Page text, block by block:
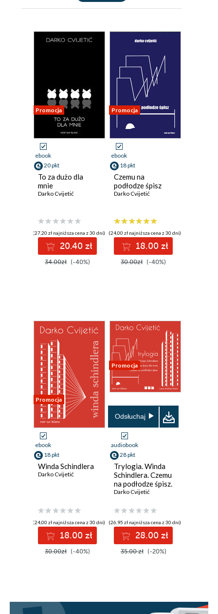
Promocja
ebook
20 pkt
To za dużo dla
mnie
Darko Cvijetić
(27,20 zł najniższa cena z 30 dni)
20.40 zł
34.00zł (-40%)
Promocja
ebook
18 pkt
Czemu na
podłodze śpisz
Darko Cvijetić
(24,00 zł najniższa cena z 30 dni)
18.00 zł
30.00zł (-40%)
Promocja
ebook
18 pkt
Winda Schindlera
Darko Cvijetić
(24,00 zł najniższa cena z 30 dni)
18.00 zł
30.00zł (-40%)
Promocja
Odsłuchaj
audiobook
28 pkt
Trylogia. Winda
Schindlera. Czemu
na podłodze śpisz.
To za dużo dla
Darko Cvijetić
(26,95 zł najniższa cena z 30 dni)
28.00 zł
35.00 zł (-20%)